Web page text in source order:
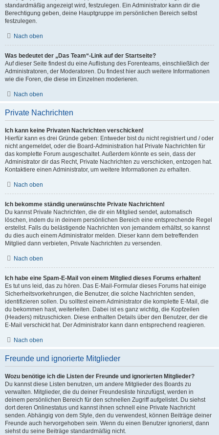
standardmäßig angezeigt wird, festzulegen. Ein Administrator kann dir die
Berechtigung geben, deine Hauptgruppe im persönlichen Bereich selbst
festzulegen.
Nach oben
Was bedeutet der „Das Team“-Link auf der Startseite?
Auf dieser Seite findest du eine Auflistung des Forenteams, einschließlich der
Administratoren, der Moderatoren. Du findest hier auch weitere Informationen
wie die Foren, die diese im Einzelnen moderieren.
Nach oben
Private Nachrichten
Ich kann keine Privaten Nachrichten verschicken!
Hierfür kann es drei Gründe geben: Entweder bist du nicht registriert und / oder
nicht angemeldet, oder die Board-Administration hat Private Nachrichten für
das komplette Forum ausgeschaltet. Außerdem könnte es sein, dass der
Administrator dir das Recht, Private Nachrichten zu verschicken, entzogen hat.
Kontaktiere einen Administrator, um weitere Informationen zu erhalten.
Nach oben
Ich bekomme ständig unerwünschte Private Nachrichten!
Du kannst Private Nachrichten, die dir ein Mitglied sendet, automatisch
löschen, indem du in deinem persönlichen Bereich eine entsprechende Regel
erstellst. Falls du belästigende Nachrichten von jemandem erhältst, so kannst
du dies auch einem Administrator melden. Dieser kann dem betreffenden
Mitglied dann verbieten, Private Nachrichten zu versenden.
Nach oben
Ich habe eine Spam-E-Mail von einem Mitglied dieses Forums erhalten!
Es tut uns leid, das zu hören. Das E-Mail-Formular dieses Forums hat einige
Sicherheitsvorkehrungen, die Benutzer, die solche Nachrichten senden,
identifizieren sollen. Du solltest einem Administrator die komplette E-Mail, die
du bekommen hast, weiterleiten. Dabei ist es ganz wichtig, die Kopfzeilen
(Headers) mitzuschicken. Diese enthalten Details über den Benutzer, der die
E-Mail verschickt hat. Der Administrator kann dann entsprechend reagieren.
Nach oben
Freunde und ignorierte Mitglieder
Wozu benötige ich die Listen der Freunde und ignorierten Mitglieder?
Du kannst diese Listen benutzen, um andere Mitglieder des Boards zu
verwalten. Mitglieder, die du deiner Freundesliste hinzufügst, werden in
deinem persönlichen Bereich für den schnellen Zugriff aufgelistet. Du siehst
dort deren Onlinestatus und kannst ihnen schnell eine Private Nachricht
senden. Abhängig von dem Style, den du verwendest, können Beiträge deiner
Freunde auch hervorgehoben sein. Wenn du einen Benutzer ignorierst, dann
siehst du seine Beiträge standardmäßig nicht.